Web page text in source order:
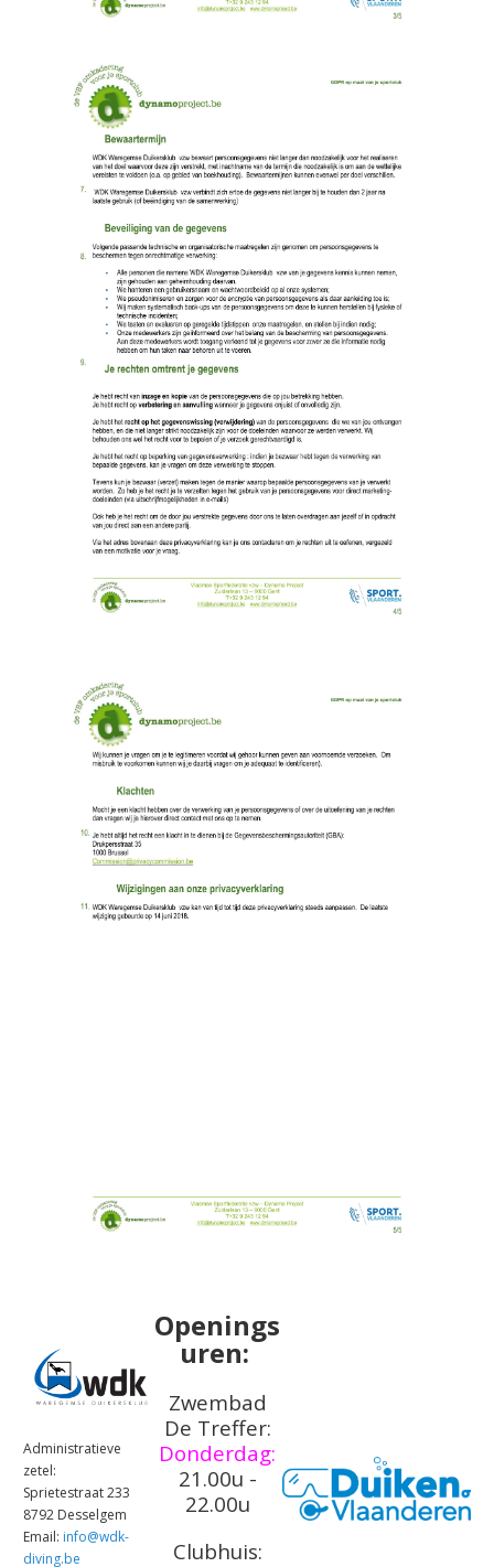
Administratieve
zetel:
Sprietestraat 233
8792 Desselgem
Email: info@wdk-
diving.be
Openings
uren:
Zwembad
De Treffer:
Donderdag:
21.00u -
22.00u
Clubhuis: